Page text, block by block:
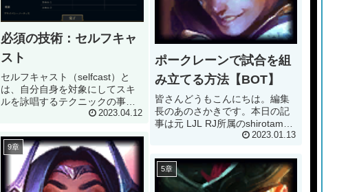
必須の技術：セルフキャ
スト
セルフキャスト（selfcast）と
は、自分自身を対象にしてスキ
ルを詠唱するテクニックの事で
す。自身（self）に対して詠唱
ね。 設定について 多くの場合Alt
キー+各種QWERに設定する方が
多いです。設定画面...
2023.04.12
ポークレーンで試合を組
み立てる方法【BOT】
皆さんどうもこんにちは。編集
長のあのさかきです。本日の記
事は元 LJL RJ所属のshirotama
君に監修していただいておりま
タイプのプランニングについて
お話いたします。プランニング
をしっかり理解してゲーム...
2023.01.13
9章
5章